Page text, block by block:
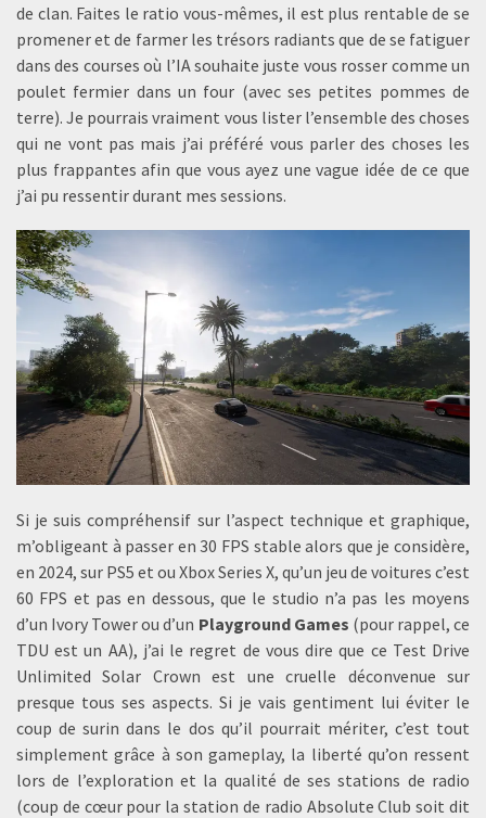
de clan. Faites le ratio vous-mêmes, il est plus rentable de se
promener et de farmer les trésors radiants que de se fatiguer
dans des courses où l’IA souhaite juste vous rosser comme un
poulet fermier dans un four (avec ses petites pommes de
terre). Je pourrais vraiment vous lister l’ensemble des choses
qui ne vont pas mais j’ai préféré vous parler des choses les
plus frappantes afin que vous ayez une vague idée de ce que
j’ai pu ressentir durant mes sessions.
Si je suis compréhensif sur l’aspect technique et graphique,
m’obligeant à passer en 30 FPS stable alors que je considère,
en 2024, sur PS5 et ou Xbox Series X, qu’un jeu de voitures c’est
60 FPS et pas en dessous, que le studio n’a pas les moyens
d’un Ivory Tower ou d’un Playground Games (pour rappel, ce
TDU est un AA), j’ai le regret de vous dire que ce Test Drive
Unlimited Solar Crown est une cruelle déconvenue sur
presque tous ses aspects. Si je vais gentiment lui éviter le
coup de surin dans le dos qu’il pourrait mériter, c’est tout
simplement grâce à son gameplay, la liberté qu’on ressent
lors de l’exploration et la qualité de ses stations de radio
(coup de cœur pour la station de radio Absolute Club soit dit